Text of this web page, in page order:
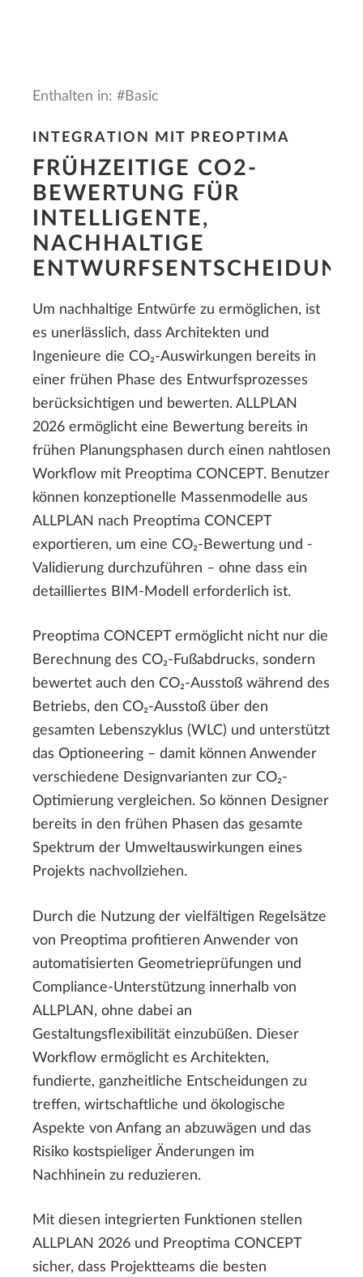
Enthalten in: #Basic
INTEGRATION MIT PREOPTIMA
FRÜHZEITIGE CO2-
BEWERTUNG FÜR
INTELLIGENTE,
NACHHALTIGE
Um nachhaltige Entwürfe zu ermöglichen, ist
es unerlässlich, dass Architekten und
Ingenieure die CO₂-Auswirkungen bereits in
einer frühen Phase des Entwurfsprozesses
berücksichtigen und bewerten. ALLPLAN
2026 ermöglicht eine Bewertung bereits in
frühen Planungsphasen durch einen nahtlosen
Workflow mit Preoptima CONCEPT. Benutzer
können konzeptionelle Massenmodelle aus
ALLPLAN nach Preoptima CONCEPT
exportieren, um eine CO₂-Bewertung und -
Validierung durchzuführen – ohne dass ein
detailliertes BIM-Modell erforderlich ist.
Preoptima CONCEPT ermöglicht nicht nur die
Berechnung des CO₂-Fußabdrucks, sondern
bewertet auch den CO₂-Ausstoß während des
Betriebs, den CO₂-Ausstoß über den
gesamten Lebenszyklus (WLC) und unterstützt
das Optioneering – damit können Anwender
verschiedene Designvarianten zur CO₂-
Optimierung vergleichen. So können Designer
bereits in den frühen Phasen das gesamte
Spektrum der Umweltauswirkungen eines
Projekts nachvollziehen.
Durch die Nutzung der vielfältigen Regelsätze
von Preoptima profitieren Anwender von
automatisierten Geometrieprüfungen und
Compliance-Unterstützung innerhalb von
ALLPLAN, ohne dabei an
Gestaltungsflexibilität einzubüßen. Dieser
Workflow ermöglicht es Architekten,
fundierte, ganzheitliche Entscheidungen zu
treffen, wirtschaftliche und ökologische
Aspekte von Anfang an abzuwägen und das
Risiko kostspieliger Änderungen im
Nachhinein zu reduzieren.
Mit diesen integrierten Funktionen stellen
ALLPLAN 2026 und Preoptima CONCEPT
sicher, dass Projektteams die besten